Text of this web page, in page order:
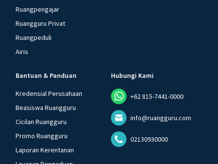
Ruangpengajar
Ruangguru Privat
Ruangpeduli
Airis
Bantuan & Panduan
Kredensial Perusahaan
Beasiswa Ruangguru
Cicilan Ruangguru
Promo Ruangguru
Laporan Kerentanan
Hubungi Kami
+62 815-7441-0000
info@ruangguru.com
02130930000